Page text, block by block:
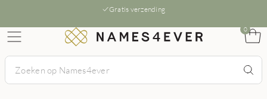
Gratis verzending
0